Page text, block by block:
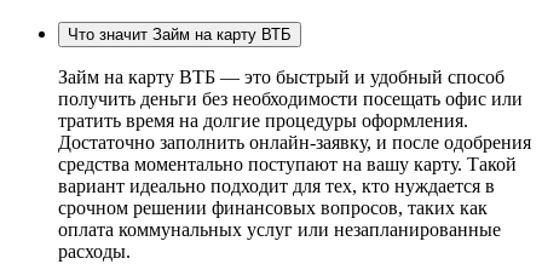
Что значит Займ на карту ВТБ
Займ на карту ВТБ — это быстрый и удобный способ
получить деньги без необходимости посещать офис или
тратить время на долгие процедуры оформления.
Достаточно заполнить онлайн-заявку, и после одобрения
средства моментально поступают на вашу карту. Такой
вариант идеально подходит для тех, кто нуждается в
срочном решении финансовых вопросов, таких как
оплата коммунальных услуг или незапланированные
расходы.